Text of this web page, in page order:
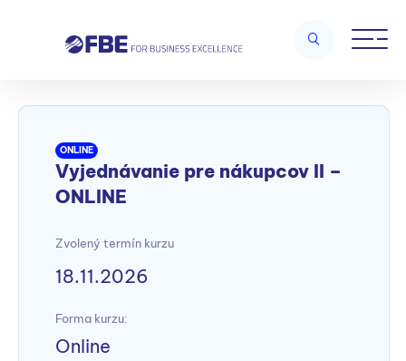
Obchodné zručnosti, procurement a zákaznícka orientácia/
ONLINE
Vyjednávanie pre nákupcov II –
ONLINE
Zvolený termín kurzu
18.11.2026
Forma kurzu:
Online